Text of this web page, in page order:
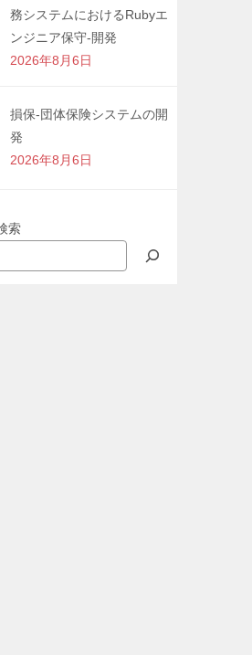
務システムにおけるRubyエ
ンジニア保守-開発
2026年8月6日
損保-団体保険システムの開
発
2026年8月6日
索